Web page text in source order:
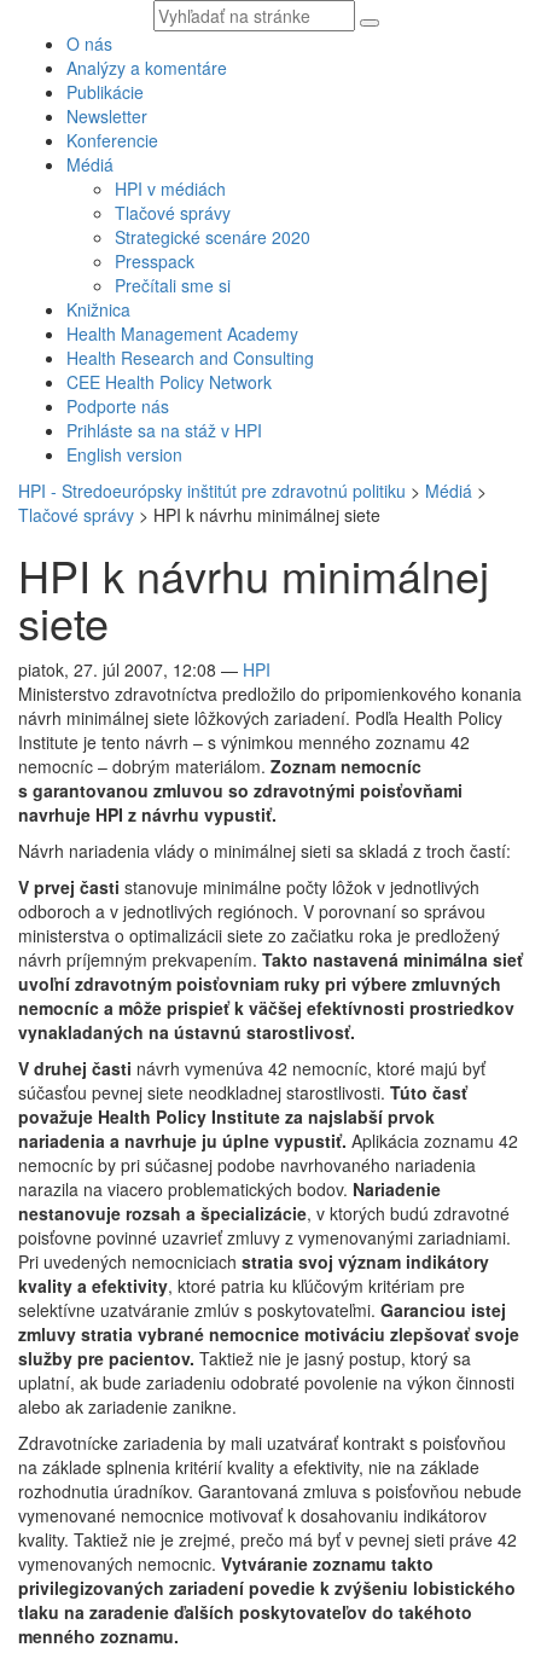
Vyhľadávaný
text
O nás
Analýzy a komentáre
Publikácie
Newsletter
Konferencie
Médiá
HPI v médiách
Tlačové správy
Strategické scenáre 2020
Presspack
Prečítali sme si
Knižnica
Health Management Academy
Health Research and Consulting
CEE Health Policy Network
Podporte nás
Prihláste sa na stáž v HPI
English version
HPI - Stredoeurópsky inštitút pre zdravotnú politiku > Médiá >
Tlačové správy > HPI k návrhu minimálnej siete
HPI k návrhu minimálnej
siete
piatok, 27. júl 2007, 12:08 — HPI
Ministerstvo zdravotníctva predložilo do pripomienkového konania
návrh minimálnej siete lôžkových zariadení. Podľa Health Policy
Institute je tento návrh – s výnimkou menného zoznamu 42
nemocníc – dobrým materiálom. Zoznam nemocníc
s garantovanou zmluvou so zdravotnými poisťovňami
navrhuje HPI z návrhu vypustiť.
Návrh nariadenia vlády o minimálnej sieti sa skladá z troch častí:
V prvej časti stanovuje minimálne počty lôžok v jednotlivých
odboroch a v jednotlivých regiónoch. V porovnaní so správou
ministerstva o optimalizácii siete zo začiatku roka je predložený
návrh príjemným prekvapením. Takto nastavená minimálna sieť
uvoľní zdravotným poisťovniam ruky pri výbere zmluvných
nemocníc a môže prispieť k väčšej efektívnosti prostriedkov
vynakladaných na ústavnú starostlivosť.
V druhej časti návrh vymenúva 42 nemocníc, ktoré majú byť
súčasťou pevnej siete neodkladnej starostlivosti. Túto časť
považuje Health Policy Institute za najslabší prvok
nariadenia a navrhuje ju úplne vypustiť. Aplikácia zoznamu 42
nemocníc by pri súčasnej podobe navrhovaného nariadenia
narazila na viacero problematických bodov. Nariadenie
nestanovuje rozsah a špecializácie, v ktorých budú zdravotné
poisťovne povinné uzavrieť zmluvy z vymenovanými zariadniami.
Pri uvedených nemocniciach stratia svoj význam indikátory
kvality a efektivity, ktoré patria ku kľúčovým kritériam pre
selektívne uzatváranie zmlúv s poskytovateľmi. Garanciou istej
zmluvy stratia vybrané nemocnice motiváciu zlepšovať svoje
služby pre pacientov. Taktiež nie je jasný postup, ktorý sa
uplatní, ak bude zariadeniu odobraté povolenie na výkon činnosti
alebo ak zariadenie zanikne.
Zdravotnícke zariadenia by mali uzatvárať kontrakt s poisťovňou
na základe splnenia kritérií kvality a efektivity, nie na základe
rozhodnutia úradníkov. Garantovaná zmluva s poisťovňou nebude
vymenované nemocnice motivovať k dosahovaniu indikátorov
kvality. Taktiež nie je zrejmé, prečo má byť v pevnej sieti práve 42
vymenovaných nemocnic. Vytváranie zoznamu takto
privilegizovaných zariadení povedie k zvýšeniu lobistického
tlaku na zaradenie ďalších poskytovateľov do takéhoto
menného zoznamu.